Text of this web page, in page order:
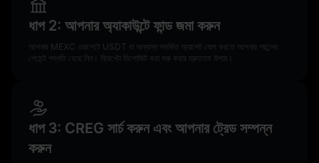
ধাপ 2: আপনার অ্যাকাউন্টে ফান্ড জমা করুন
আপনার MEXC ওয়ালেটে USDT বা অন্যান্য সমর্থিত অ্যাসেট যোগ করতে আপনার পছন্দের
পেমেন্ট পদ্ধতি বেছে নিন। ক্রিপ্টো ডিপোজিট করা শুরু করার দ্রুততম উপায়।
ধাপ 3: CREG সার্চ করুন এবং আপনার ট্রেড সম্পন্ন
করুন